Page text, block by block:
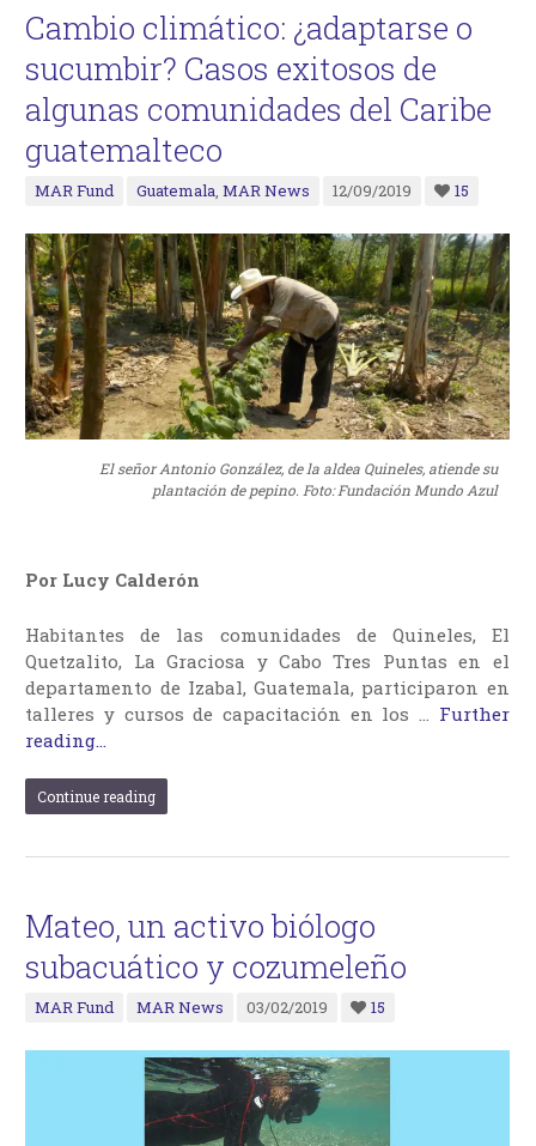
Cambio climático: ¿adaptarse o
sucumbir? Casos exitosos de
algunas comunidades del Caribe
guatemalteco
MAR Fund Guatemala,MAR News 12/09/2019 15
El señor Antonio González, de la aldea Quineles, atiende su
plantación de pepino. Foto: Fundación Mundo Azul
Por Lucy Calderón
Habitantes de las comunidades de Quineles, El
Quetzalito, La Graciosa y Cabo Tres Puntas en el
departamento de Izabal, Guatemala, participaron en
talleres y cursos de capacitación en los … Further
reading...
Continue reading
Mateo, un activo biólogo
subacuático y cozumeleño
MAR Fund MAR News 03/02/2019 15